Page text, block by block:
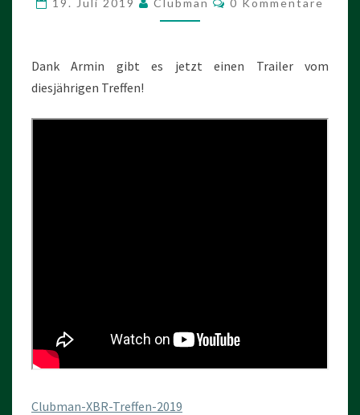
IST
19. Juli 2019 Clubman 0 Kommentare
Dank Armin gibt es jetzt einen Trailer vom
diesjährigen Treffen!
Clubman-XBR-Treffen-2019